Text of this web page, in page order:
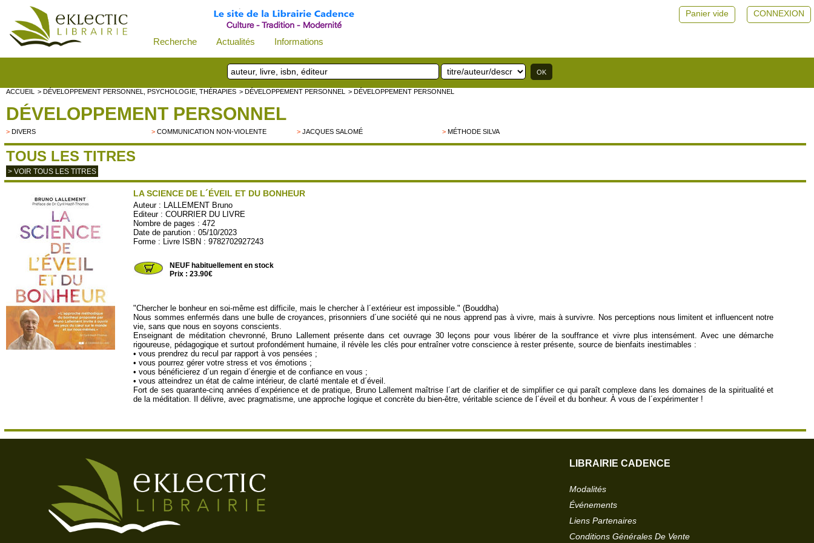
Recherche Actualités Informations
CONNEXION
Panier vide
ACCUEIL > DÉVELOPPEMENT PERSONNEL, PSYCHOLOGIE, THÉRAPIES > DÉVELOPPEMENT PERSONNEL > DÉVELOPPEMENT PERSONNEL
DÉVELOPPEMENT PERSONNEL
> DIVERS >COMMUNICATION NON-VIOLENTE >JACQUES SALOMÉ >MÉTHODE SILVA
TOUS LES TITRES
> VOIR TOUS LES TITRES
LA SCIENCE DE L´ÉVEIL ET DU BONHEUR
Auteur : LALLEMENT Bruno
Editeur :COURRIER DU LIVRE
Nombre de pages : 472
Date de parution : 05/10/2023
Forme : Livre ISBN : 9782702927243
NEUF habituellement en stock
Prix : 23.90€
"Chercher le bonheur en soi-même est difficile, mais le chercher à l´extérieur est impossible." (Bouddha)
Nous sommes enfermés dans une bulle de croyances, prisonniers d´une société qui ne nous apprend pas à vivre, mais à survivre. Nos perceptions nous limitent et influencent notre
vie, sans que nous en soyons conscients.
Enseignant de méditation chevronné, Bruno Lallement présente dans cet ouvrage 30 leçons pour vous libérer de la souffrance et vivre plus intensément. Avec une démarche
rigoureuse, pédagogique et surtout profondément humaine, il révèle les clés pour entraîner votre conscience à rester présente, source de bienfaits inestimables :
• vous prendrez du recul par rapport à vos pensées ;
• vous pourrez gérer votre stress et vos émotions ;
• vous bénéficierez d´un regain d´énergie et de confiance en vous ;
• vous atteindrez un état de calme intérieur, de clarté mentale et d´éveil.
Fort de ses quarante-cinq années d´expérience et de pratique, Bruno Lallement maîtrise l´art de clarifier et de simplifier ce qui paraît complexe dans les domaines de la spiritualité et
de la méditation. Il délivre, avec pragmatisme, une approche logique et concrète du bien-être, véritable science de l´éveil et du bonheur. À vous de l´expérimenter !
LIBRAIRIE CADENCE
Modalités
Événements
Liens Partenaires
Conditions Générales De Vente